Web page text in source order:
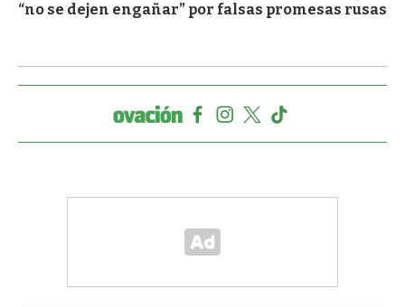
“no se dejen engañar” por falsas promesas rusas